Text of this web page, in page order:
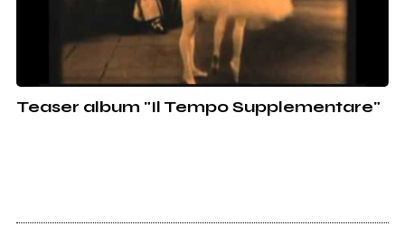
Teaser album "Il Tempo Supplementare"